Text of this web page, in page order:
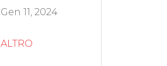
Gen 11, 2024
ALTRO